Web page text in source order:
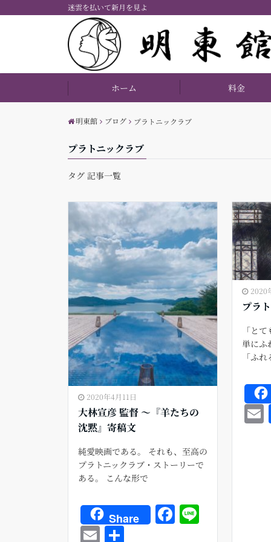
迷雲を払いて新月を見よ
ホーム 料金
明東館 ブログ プラトニックラブ
プラトニックラブ
タグ 記事一覧
2020年4月11日
大林宣彦 監督 〜『羊たちの
沈黙』寄稿文
純愛映画である。 それも、至高の
プラトニックラブ・ストーリーで
ある。 こんな形で
Share F
a
E
2020
プラ
「と
単にふ
「ふ